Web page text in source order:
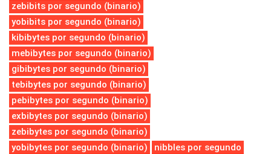
zebibits por segundo (binario)
yobibits por segundo (binario)
kibibytes por segundo (binario)
mebibytes por segundo (binario)
gibibytes por segundo (binario)
tebibytes por segundo (binario)
pebibytes por segundo (binario)
exbibytes por segundo (binario)
zebibytes por segundo (binario)
yobibytes por segundo (binario)
nibbles por segundo